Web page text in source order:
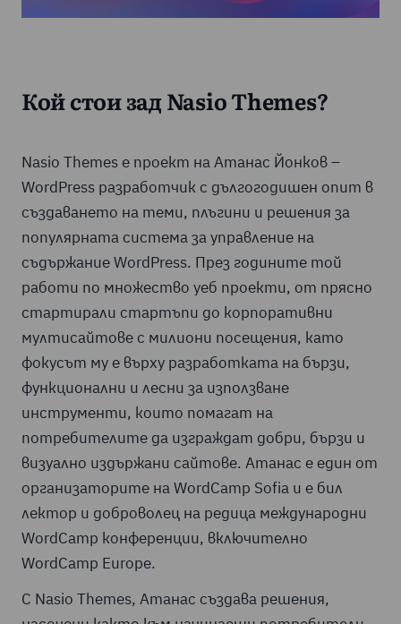
Кой стои зад Nasio Themes?
Nasio Themes е проект на Атанас Йонков –
WordPress разработчик с дългогодишен опит в
създаването на теми, плъгини и решения за
популярната система за управление на
съдържание WordPress. През годините той
работи по множество уеб проекти, от прясно
стартирали стартъпи до корпоративни
мултисайтове с милиони посещения, като
фокусът му е върху разработката на бързи,
функционални и лесни за използване
инструменти, които помагат на
потребителите да изграждат добри, бързи и
визуално издържани сайтове. Атанас е един от
организаторите на WordCamp Sofia и е бил
лектор и доброволец на редица международни
WordCamp конференции, включително
WordCamp Europe.
С Nasio Themes, Атанас създава решения,